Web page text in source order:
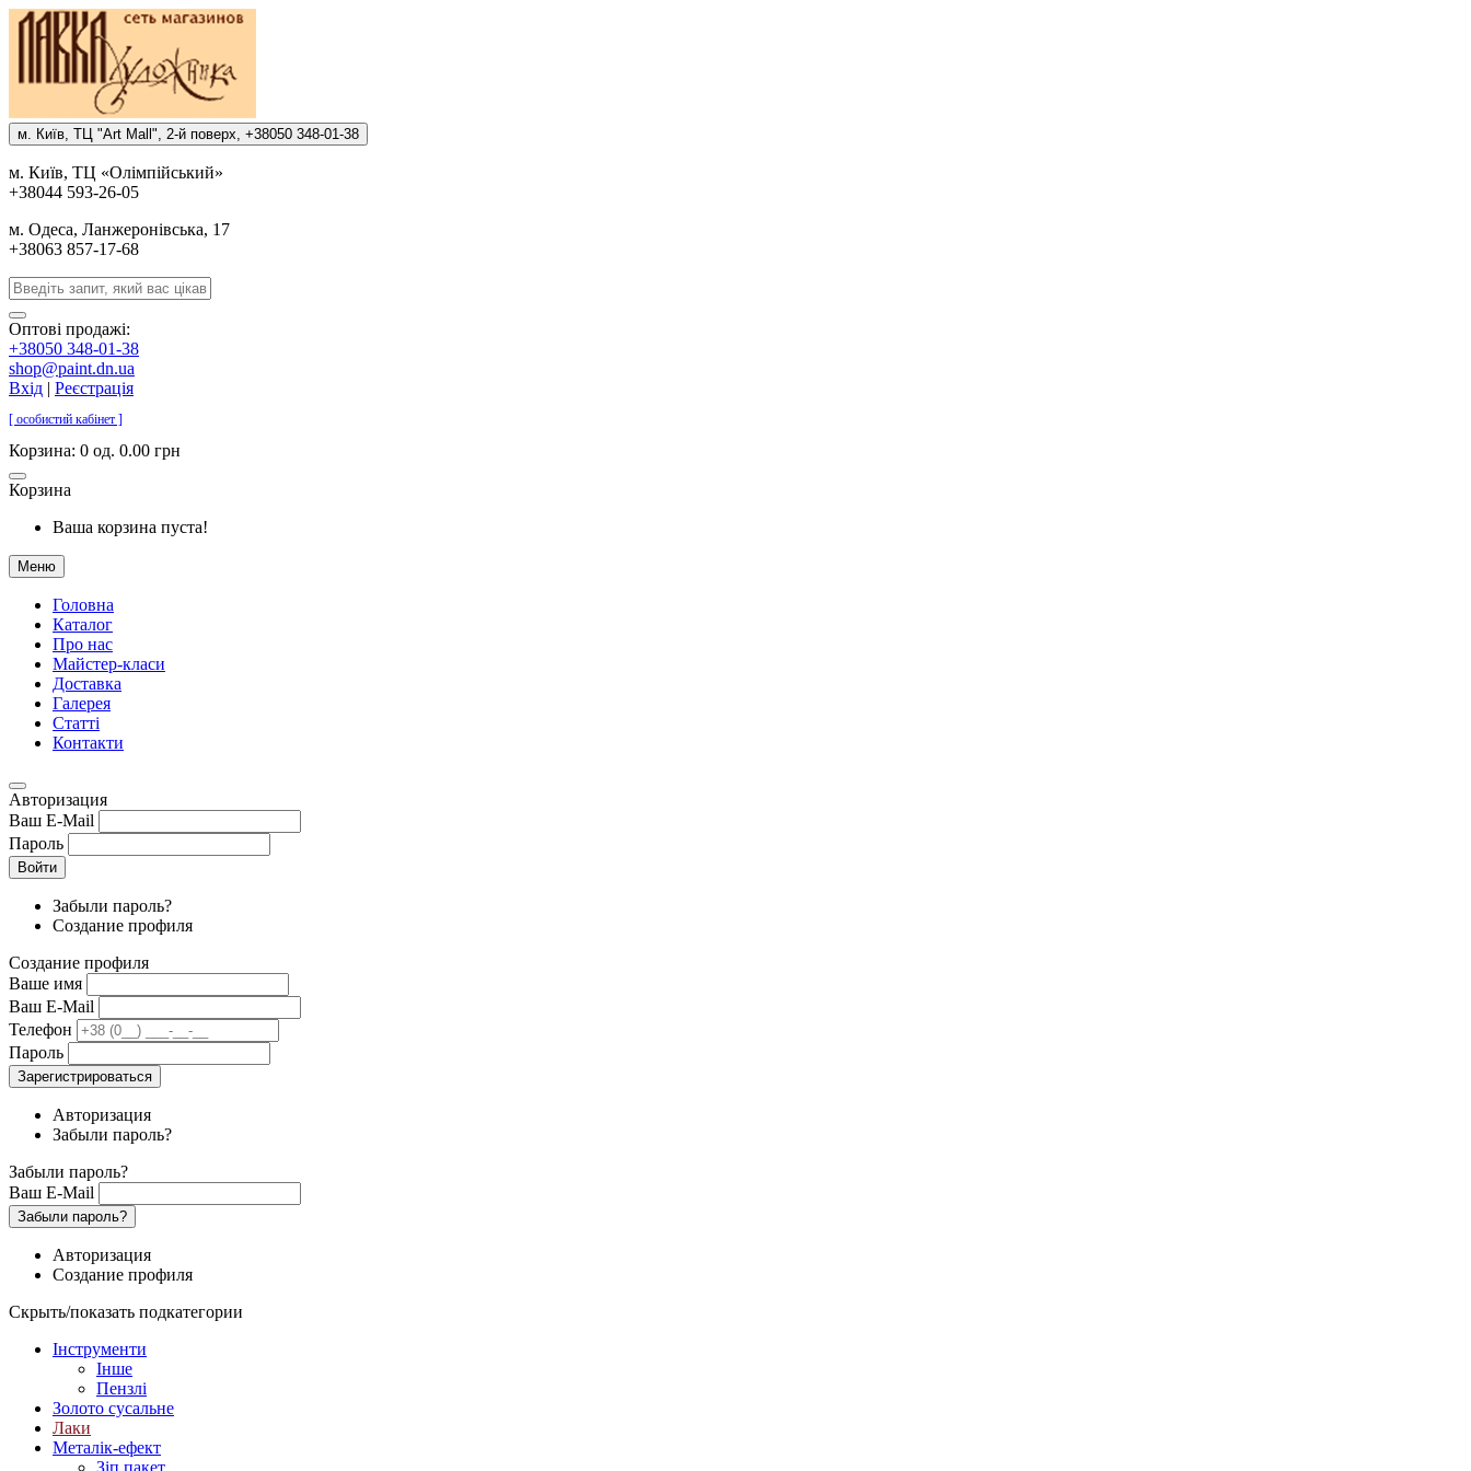
м. Киïв, ТЦ "Art Mall", 2-й поверх, +38050 348-01-38
м. Киïв, ТЦ «Олiмпiйський»
+38044 593-26-05
м. Одеса, Ланжеронiвська, 17
+38063 857-17-68
Оптові продажі:
+38050 348-01-38
shop@paint.dn.ua
Вхід | Реєстрація
[ особистий кабінет ]
Корзина: 0 од. 0.00 грн
Корзина
Ваша корзина пуста!
Меню
Головна
Каталог
Про нас
Майстер-класи
Доставка
Галерея
Статтi
Контакти
Авторизация
Ваш E-Mail
Пароль
Войти
Забыли пароль?
Создание профиля
Создание профиля
Ваше имя
Ваш E-Mail
Телефон
Пароль
Зарегистрироваться
Авторизация
Забыли пароль?
Забыли пароль?
Ваш E-Mail
Забыли пароль?
Авторизация
Создание профиля
Скрыть/показать подкатегории
Інструменти
Інше
Пензлі
Золото сусальне
Лаки
Металік-ефект
Зіп пакет